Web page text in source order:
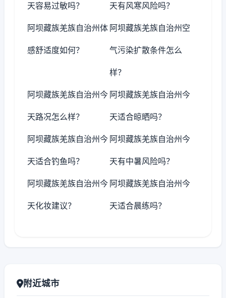
天容易过敏吗？ 天有风寒风险吗？
阿坝藏族羌族自治州体
感舒适度如何？
阿坝藏族羌族自治州空
气污染扩散条件怎么
样？
阿坝藏族羌族自治州今
天路况怎么样？
阿坝藏族羌族自治州今
天适合晾晒吗？
阿坝藏族羌族自治州今
天适合钓鱼吗？
阿坝藏族羌族自治州今
天有中暑风险吗？
阿坝藏族羌族自治州今
天化妆建议？
阿坝藏族羌族自治州今
天适合晨练吗？
附近城市